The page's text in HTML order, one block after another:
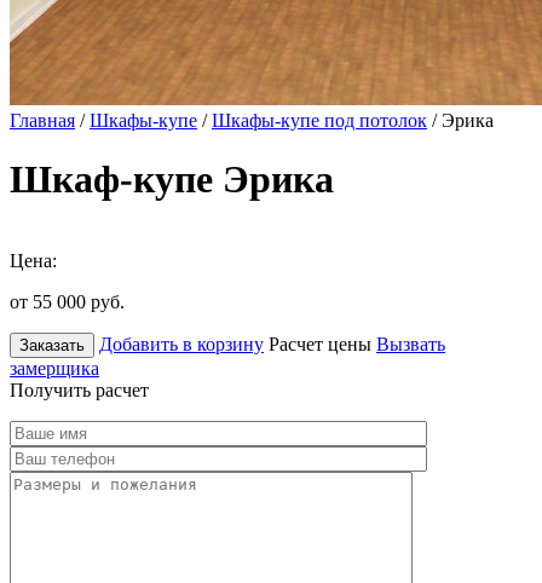
Главная /Шкафы-купе /Шкафы-купе под потолок / Эрика
Шкаф-купе Эрика
Цена:
от 55 000 руб.
Заказать Добавить в корзину Расчет цены Вызвать
замерщика
Получить расчет